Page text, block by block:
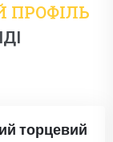
ПРОФІЛЬ
торцевий